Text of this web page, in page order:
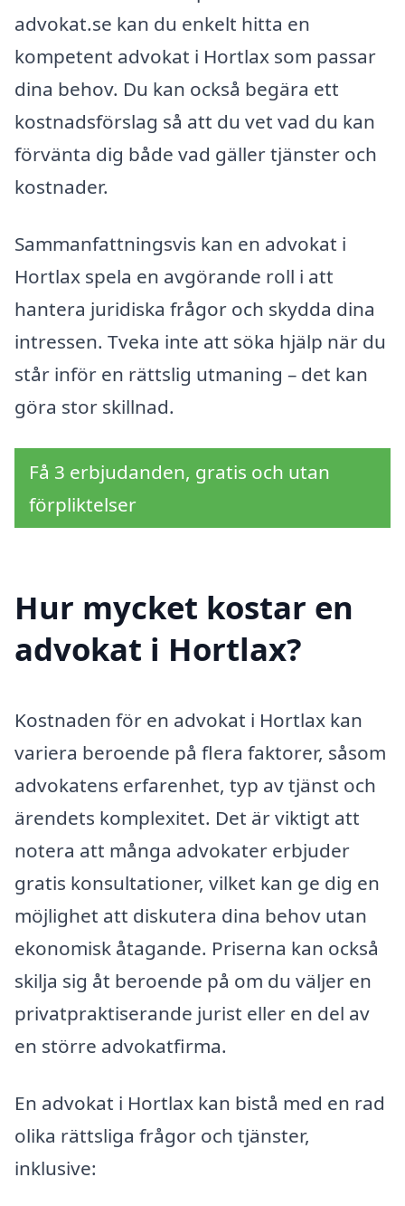
advokat.se kan du enkelt hitta en
kompetent advokat i Hortlax som passar
dina behov. Du kan också begära ett
kostnadsförslag så att du vet vad du kan
förvänta dig både vad gäller tjänster och
kostnader.
Sammanfattningsvis kan en advokat i
Hortlax spela en avgörande roll i att
hantera juridiska frågor och skydda dina
intressen. Tveka inte att söka hjälp när du
står inför en rättslig utmaning – det kan
göra stor skillnad.
Få 3 erbjudanden, gratis och utan
förpliktelser
Hur mycket kostar en
advokat i Hortlax?
Kostnaden för en advokat i Hortlax kan
variera beroende på flera faktorer, såsom
advokatens erfarenhet, typ av tjänst och
ärendets komplexitet. Det är viktigt att
notera att många advokater erbjuder
gratis konsultationer, vilket kan ge dig en
möjlighet att diskutera dina behov utan
ekonomisk åtagande. Priserna kan också
skilja sig åt beroende på om du väljer en
privatpraktiserande jurist eller en del av
en större advokatfirma.
En advokat i Hortlax kan bistå med en rad
olika rättsliga frågor och tjänster,
inklusive: